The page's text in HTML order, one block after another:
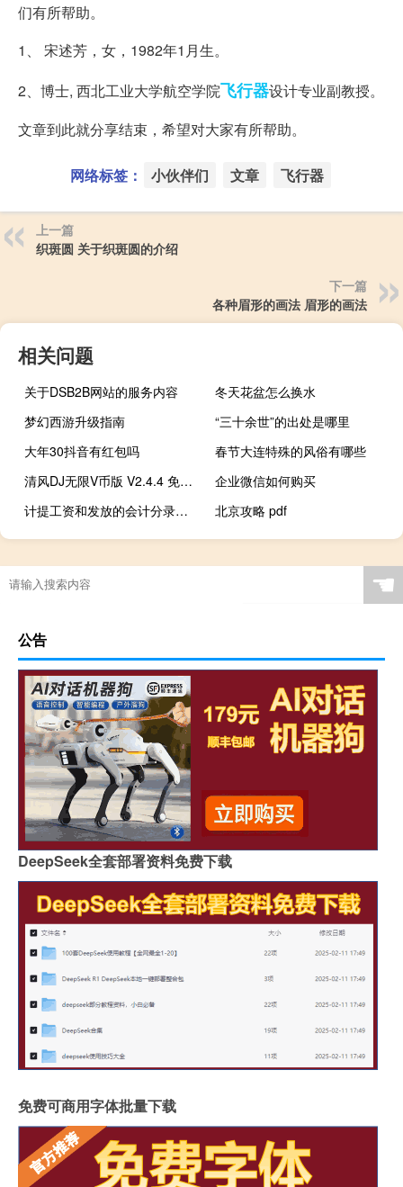
们有所帮助。
1、 宋述芳，女，1982年1月生。
2、博士, 西北工业大学航空学院飞行器设计专业副教授。
文章到此就分享结束，希望对大家有所帮助。
网络标签： 小伙伴们 文章 飞行器
上一篇
织斑圆 关于织斑圆的介绍
下一篇
各种眉形的画法 眉形的画法
相关问题
关于DSB2B网站的服务内容
冬天花盆怎么换水
梦幻西游升级指南
“三十余世”的出处是哪里
大年30抖音有红包吗
春节大连特殊的风俗有哪些
清风DJ无限V币版 V2.4.4 免费版（清风DJ无限V币版 V2.4.4 免费版功能简介）
企业微信如何购买
计提工资和发放的会计分录怎么写（计提工资和发放的会计分录）
北京攻略 pdf
什么叫投档线和控制线 什么叫投名状
☚
公告
DeepSeek全套部署资料免费下载
免费可商用字体批量下载